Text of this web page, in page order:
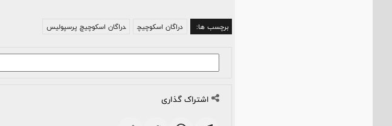
برچسب ها: دراگان اسکوچیچ دراگان اسکوچیچ پرسپولیس
اشتراک گذاری